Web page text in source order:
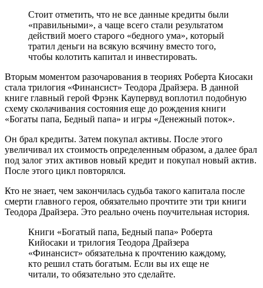
Стоит отметить, что не все данные кредиты были
«правильными», а чаще всего стали результатом
действий моего старого «бедного ума», который
тратил деньги на всякую всячину вместо того,
чтобы колотить капитал и инвестировать.
Вторым моментом разочарования в теориях Роберта Киосаки
стала трилогия «Финансист» Теодора Драйзера. В данной
книге главный герой Фрэнк Каупервуд воплотил подобную
схему сколачивания состояния еще до рождения книги
«Богаты папа, Бедный папа» и игры «Денежный поток».
Он брал кредиты. Затем покупал активы. После этого
увеличивал их стоимость определенным образом, а далее брал
под залог этих активов новый кредит и покупал новый актив.
После этого цикл повторялся.
Кто не знает, чем закончилась судьба такого капитала после
смерти главного героя, обязательно прочтите эти три книги
Теодора Драйзера. Это реально очень поучительная история.
Книги «Богатый папа, Бедный папа» Роберта
Кийосаки и трилогия Теодора Драйзера
«Финансист» обязательна к прочтению каждому,
кто решил стать богатым. Если вы их еще не
читали, то обязательно это сделайте.